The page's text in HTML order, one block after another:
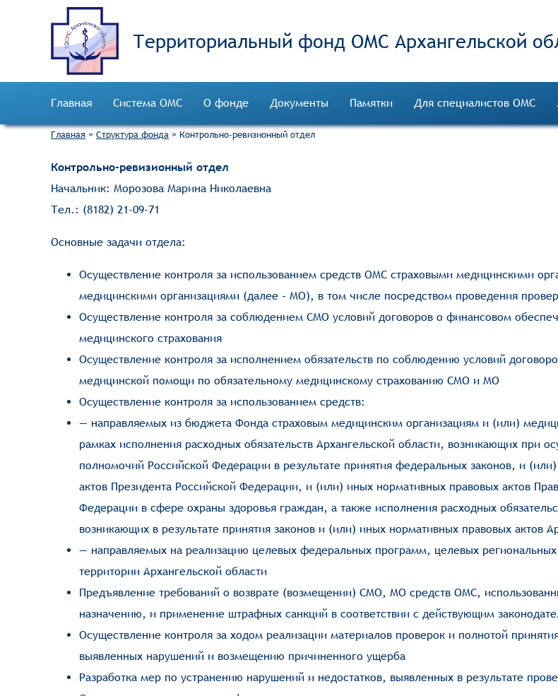
Территориальный фонд ОМС
Главная Система ОМС О фонде Документы Памятки Для специалистов ОМС
Главная » Структура фонда » Контрольно-ревизионный отдел
Контрольно-ревизионный отдел
Начальник: Морозова Марина Николаевна
Тел.: (8182) 21-09-71
Основные задачи отдела:
Осуществление контроля за использованием средств ОМС страховыми медицинскими
медицинскими организациями (далее – МО), в том числе посредством проведения
Осуществление контроля за соблюдением СМО условий договоров о финансовом
медицинского страхования
Осуществление контроля за исполнением обязательств по соблюдению условий
медицинской помощи по обязательному медицинскому страхованию СМО и МО
Осуществление контроля за использованием средств:
— направляемых из бюджета Фонда страховым медицинским организациям и (или)
рамках исполнения расходных обязательств Архангельской области, возникающих при
полномочий Российской Федерации в результате принятия федеральных законов, и
актов Президента Российской Федерации, и (или) иных нормативных правовых актов
Федерации в сфере охраны здоровья граждан, а также исполнения расходных
возникающих в результате принятия законов и (или) иных нормативных правовых актов
— направляемых на реализацию целевых федеральных программ, целевых
территории Архангельской области
Предъявление требований о возврате (возмещении) СМО, МО средств ОМС,
назначению, и применение штрафных санкций в соответствии с действующим
Осуществление контроля за ходом реализации материалов проверок и полнотой
выявленных нарушений и возмещению причиненного ущерба
Разработка мер по устранению нарушений и недостатков, выявленных в результате